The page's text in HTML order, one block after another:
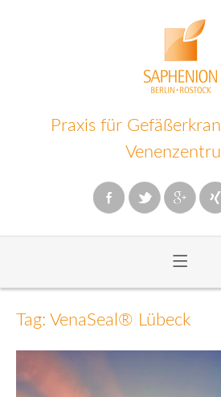
Praxis für
≡
Inhalt
Tag: VenaSeal® Lübeck